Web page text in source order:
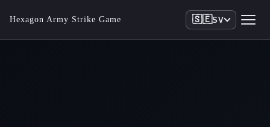
Hexagon Army Strike Game 🇸🇪SV